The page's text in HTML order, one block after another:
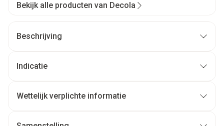
Bekijk alle producten van Decola
Beschrijving
Indicatie
Wettelijk verplichte informatie